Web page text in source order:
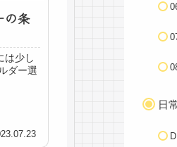
の条
は少し
ダー選
日